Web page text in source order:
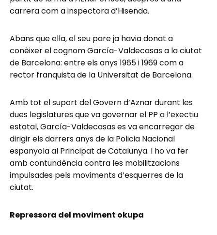
carrera com a inspectora d’Hisenda.
Abans que ella, el seu pare ja havia donat a
conèixer el cognom García-Valdecasas a la ciutat
de Barcelona: entre els anys 1965 i 1969 com a
rector franquista de la Universitat de Barcelona.
Amb tot el suport del Govern d’Aznar durant les
dues legislatures que va governar el PP a l’exectiu
estatal, García-Valdecasas es va encarregar de
dirigir els darrers anys de la Policia Nacional
espanyola al Principat de Catalunya. I ho va fer
amb contundència contra les mobilitzacions
impulsades pels moviments d’esquerres de la
ciutat.
Repressora del moviment okupa